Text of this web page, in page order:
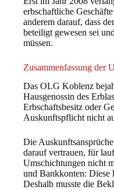
erbschaftliche
anderem darauf, dass
beteiligt gewesen sei
müssen.
Zusammenfassung der
Das OLG Koblenz
Hausgenossin des
Erbschaftsbesitz oder
Auskunftspflicht nicht
Die
darauf vertrauen, für
Umschichtungen nicht
und Bankkonten: Diese
Deshalb musste die